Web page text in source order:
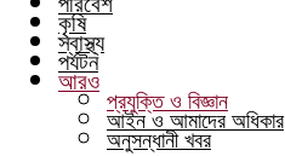
কৃষি
স্বাস্থ্য
পর্যটন
আরও
প্রযুক্তি ও বিজ্ঞান
আইন ও আমাদের অধিকার
অনুসন্ধানী খবর